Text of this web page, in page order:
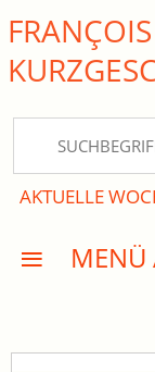
close Submenü
PRESSE
AKTUELLE
MENÜ